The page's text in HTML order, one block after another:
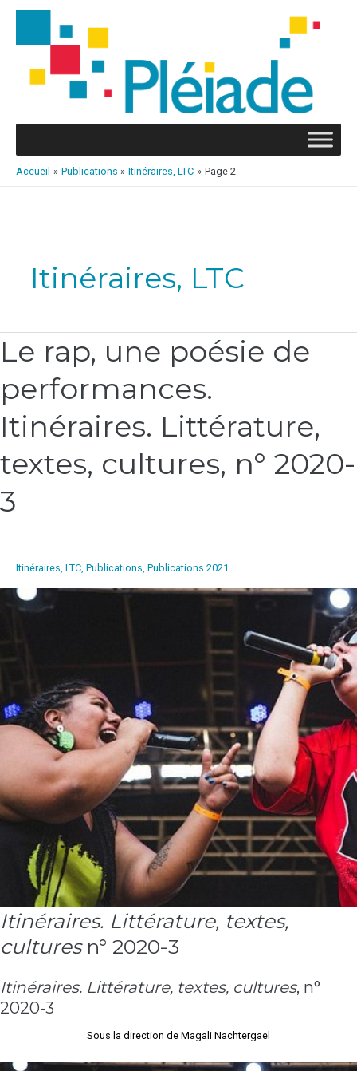
Aller
contenu
Accueil Publications Itinéraires, LTC Page 2
Itinéraires, LTC
Le rap, une poésie de
performances.
Itinéraires. Littérature,
textes, cultures, n° 2020-
3
Itinéraires, LTC, Publications, Publications 2021
Le rap, une poésie de performances.
Itinéraires. Littérature, textes,
culturesn° 2020-3
Itinéraires. Littérature, textes, cultures, n°
2020-3
Sous la direction de Magali Nachtergael
Le
rap,
poésie
de
performances.
Littérature,
cultures,